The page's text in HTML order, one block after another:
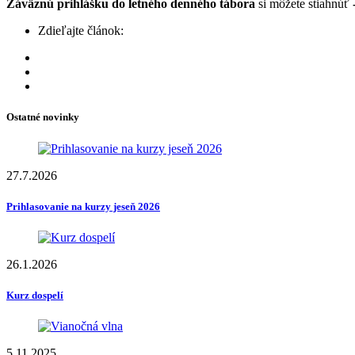
Záväznú prihlášku do letného denného tábora si môžete stiahnúť
Zdieľajte článok:
Ostatné novinky
27.7.2026
Prihlasovanie na kurzy jeseň 2026
26.1.2026
Kurz dospelí